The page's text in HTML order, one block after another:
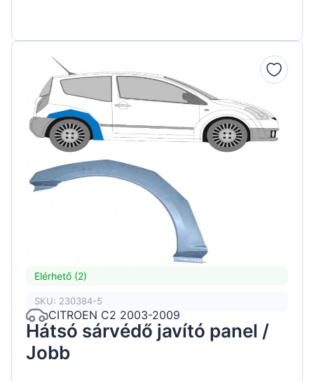
Elérhető (2)
SKU: 230384-5
CITROEN C2 2003-2009
Hátsó sárvédő javító panel /
Jobb